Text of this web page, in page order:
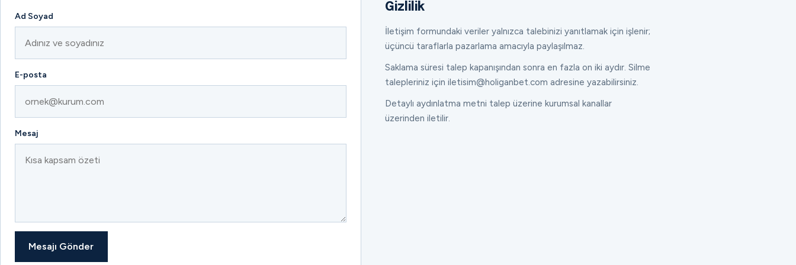
Ad Soyad
E-posta
Mesaj
Mesajı Gönder
Gizlilik
İletişim formundaki veriler yalnızca talebinizi yanıtlamak için işlenir;
üçüncü taraflarla pazarlama amacıyla paylaşılmaz.
Saklama süresi talep kapanışından sonra en fazla on iki aydır. Silme
talepleriniz için iletisim@holiganbet.com adresine yazabilirsiniz.
Detaylı aydınlatma metni talep üzerine kurumsal kanallar
üzerinden iletilir.